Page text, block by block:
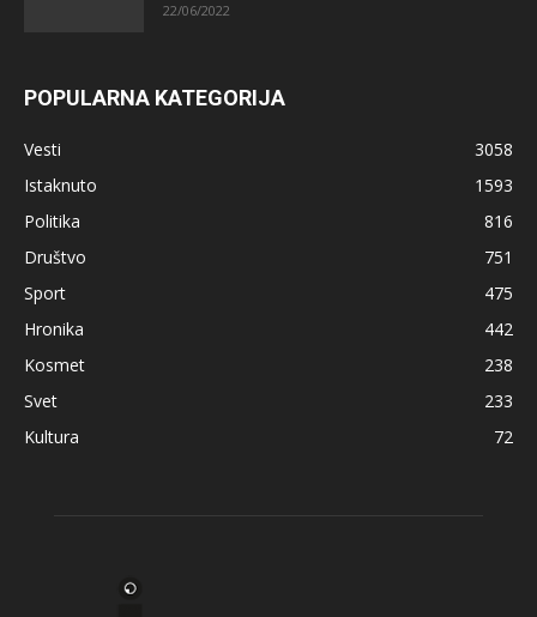
22/06/2022
POPULARNA KATEGORIJA
Vesti
3058
Istaknuto
1593
Politika
816
Društvo
751
Sport
475
Hronika
442
Kosmet
238
Svet
233
Kultura
72